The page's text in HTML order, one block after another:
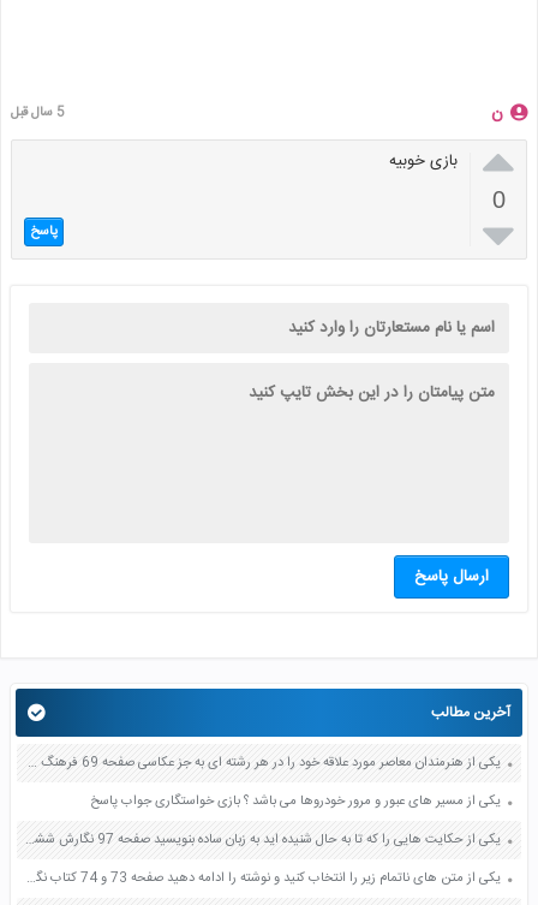
ن 5 سال قبل

0

بازی خوبیه
پاسخ
ارسال پاسخ
آخرین مطالب
یکی از هنرمندان معاصر مورد علاقه خود را در هر رشته ای به جز عکاسی صفحه 69 فرهنگ و هنر نهم
یکی از مسیر های عبور و مرور خودروها می باشد ؟ بازی خواستگاری جواب پاسخ
یکی از حکایت هایی را که تا به حال شنیده اید به زبان ساده بنویسید صفحه 97 نگارش ششم دبستان
یکی از متن های ناتمام زیر را انتخاب کنید و نوشته را ادامه دهید صفحه 73 و 74 کتاب نگارش فارسی پنجم دبستان